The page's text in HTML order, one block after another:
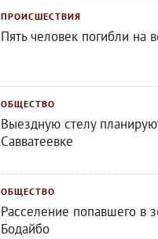
ПРОИСШЕСТВИЯ
Пять человек погибли на
ОБЩЕСТВО
Выездную стелу
Савватеевке
ОБЩЕСТВО
Расселение попавшего в
Бодайбо